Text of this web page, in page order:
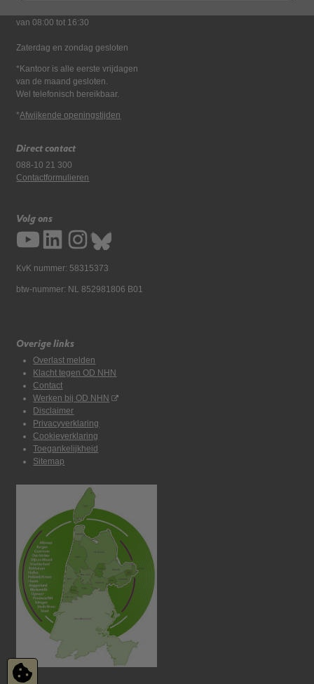
van 08:00 tot 16:30
Zaterdag en zondag gesloten
*Kantoor is alle eerste vrijdagen
van de maand gesloten.
Wel telefonisch bereikbaar.
*Afwijkende openingstijden
Direct contact
088-10 21 300
Contactformulieren
Volg ons
KvK nummer: 58315373
btw-nummer: NL 852981806 B01
Overige links
Overlast melden
Klacht tegen OD NHN
Contact
Werken bij OD NHN
Disclaimer
Privacyverklaring
Cookieverklaring
Toegankelijkheid
Sitemap